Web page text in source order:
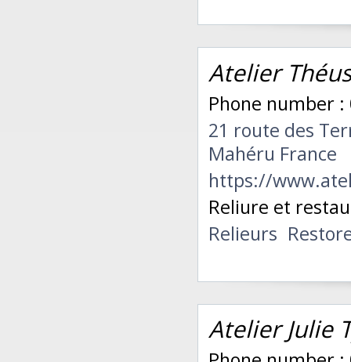
Atelier
Phone number :
21 route des
Mahéru France
https://
Reliure et
Relieurs
Atelier Julie